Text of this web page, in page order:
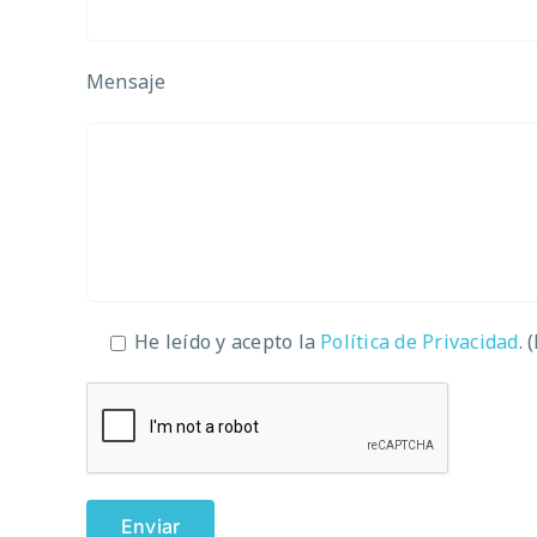
Mensaje
He leído y acepto la Política de Privacidad.